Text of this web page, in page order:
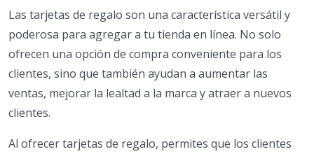
Las tarjetas de regalo son una característica versátil y
poderosa para agregar a tu tienda en línea. No solo
ofrecen una opción de compra conveniente para los
clientes, sino que también ayudan a aumentar las
ventas, mejorar la lealtad a la marca y atraer a nuevos
clientes.
Al ofrecer tarjetas de regalo, permites que los clientes